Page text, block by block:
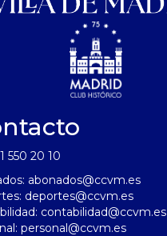
550 20 10
abonados@ccvm.es
deportes@ccvm.es
contabilidad@ccvm.es
personal@ccvm.es